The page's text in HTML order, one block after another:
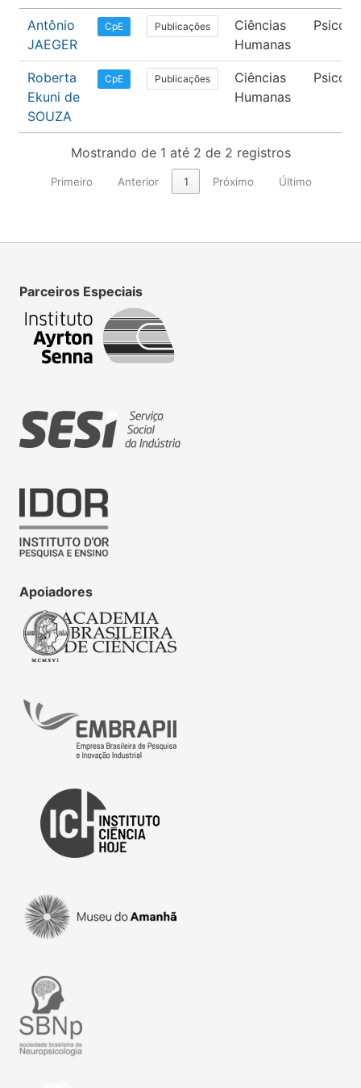
Antônio
JAEGER
CpE Publicações
Ciências
Humanas
Roberta
Ekuni de
SOUZA
CpE Publicações
Ciências
Humanas
Mostrando de 1 até 2 de 2 registros
Primeiro Anterior 1 Próximo Último
Parceiros Especiais
Apoiadores